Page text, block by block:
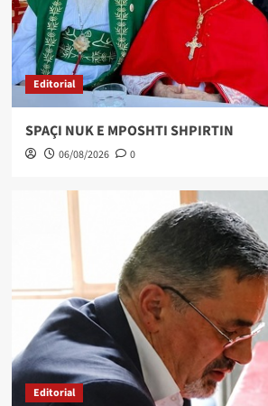
Editorial
SPAÇI NUK E MPOSHTI SHPIRTIN
06/08/2026 0
Editorial